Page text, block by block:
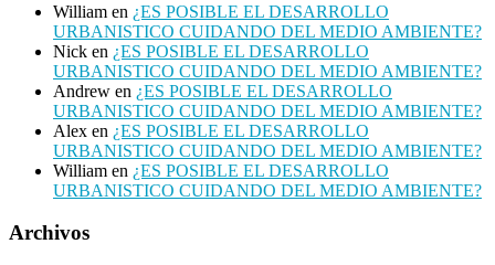
William en ¿ES POSIBLE EL DESARROLLO
URBANISTICO CUIDANDO DEL MEDIO AMBIENTE?
Nick en ¿ES POSIBLE EL DESARROLLO
URBANISTICO CUIDANDO DEL MEDIO AMBIENTE?
Andrew en ¿ES POSIBLE EL DESARROLLO
URBANISTICO CUIDANDO DEL MEDIO AMBIENTE?
Alex en ¿ES POSIBLE EL DESARROLLO
URBANISTICO CUIDANDO DEL MEDIO AMBIENTE?
William en ¿ES POSIBLE EL DESARROLLO
URBANISTICO CUIDANDO DEL MEDIO AMBIENTE?
Archivos